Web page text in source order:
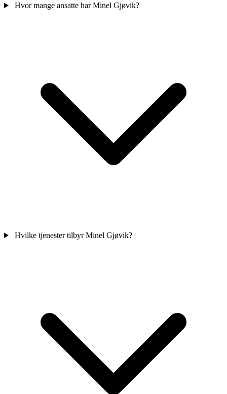
Hvor mange ansatte har Minel Gjøvik?
Hvilke tjenester tilbyr Minel Gjøvik?